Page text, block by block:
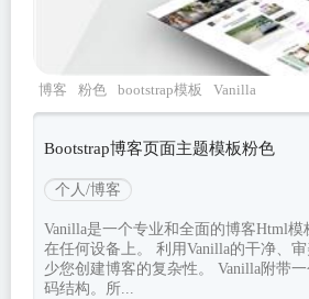
博客 粉色 bootstrap模板 Vanilla
Bootstrap博客页面主题模板粉色
个人/博客
Vanilla是一个专业和全面的博客Html模
在任何设备上。 利用Vanilla的干净、
少您创建博客的复杂性。 Vanilla附带
码结构。所...